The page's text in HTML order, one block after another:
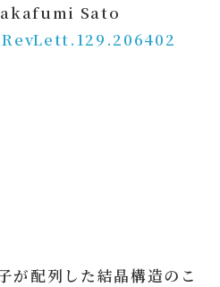
Sato
が配列した結晶構造のこ